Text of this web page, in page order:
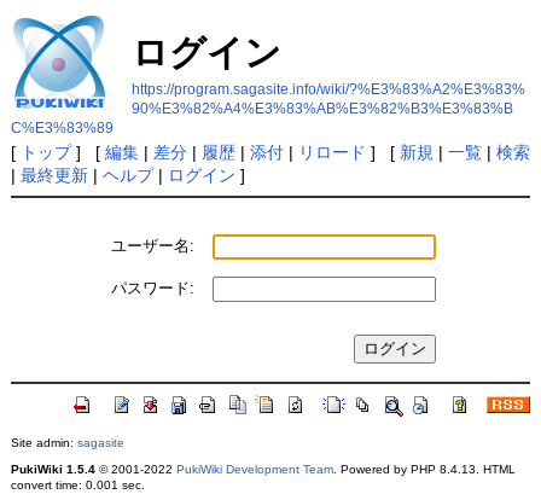
ログイン
https://program.sagasite.info/wiki/?%E3%83%A2%E3%83%
90%E3%82%A4%E3%83%AB%E3%82%B3%E3%83%B
C%E3%83%89
[ トップ] [ 編集| 差分| 履歴| 添付| リロード ] [ 新規 | 一覧| 検索
| 最終更新| ヘルプ| ログイン ]
ユーザー名:
パスワード:
Site admin: sagasite
PukiWiki 1.5.4© 2001-2022 PukiWiki Development Team. Powered by PHP 8.4.13. HTML
convert time: 0.001 sec.